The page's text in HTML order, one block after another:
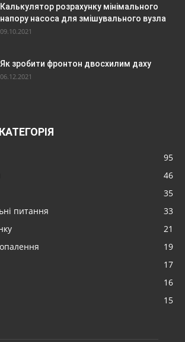
Калькулятор розрахунку мінімального
напору насоса для змішувального вузла
09.10.2021
Як зробити фронтон двосхилим даху
06.12.2021
95
46
35
питання
33
21
19
17
16
15